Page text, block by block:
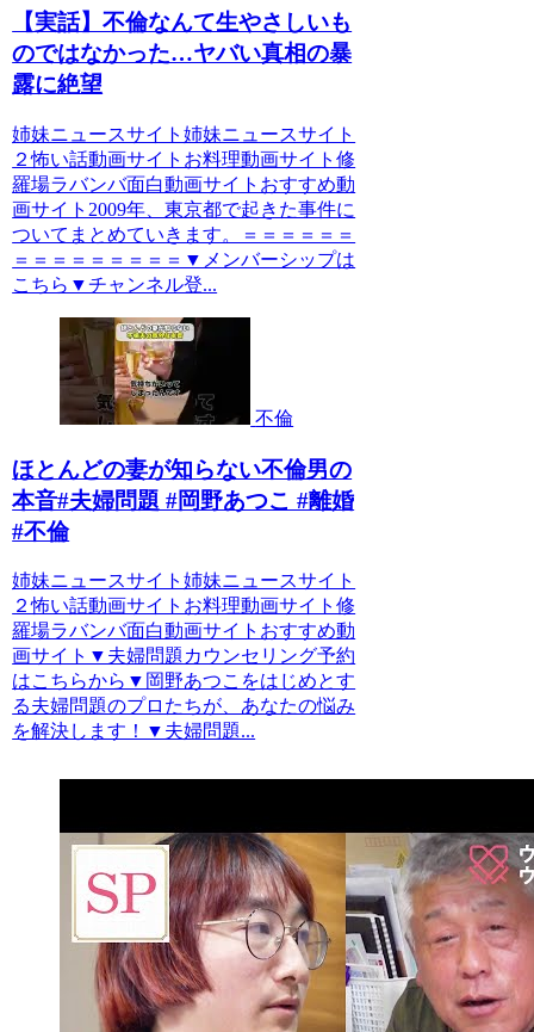
【実話】不倫なんて生やさしいも
のではなかった…ヤバい真相の暴
露に絶望
姉妹ニュースサイト姉妹ニュースサイト
２怖い話動画サイトお料理動画サイト修
羅場ラバンバ面白動画サイトおすすめ動
画サイト2009年、東京都で起きた事件に
ついてまとめていきます。＝＝＝＝＝＝
＝＝＝＝＝＝＝＝＝▼メンバーシップは
こちら▼チャンネル登...
不倫
ほとんどの妻が知らない不倫男の
本音#夫婦問題 #岡野あつこ #離婚
#不倫
姉妹ニュースサイト姉妹ニュースサイト
２怖い話動画サイトお料理動画サイト修
羅場ラバンバ面白動画サイトおすすめ動
画サイト▼夫婦問題カウンセリング予約
はこちらから▼岡野あつこをはじめとす
る夫婦問題のプロたちが、あなたの悩み
を解決します！▼夫婦問題...